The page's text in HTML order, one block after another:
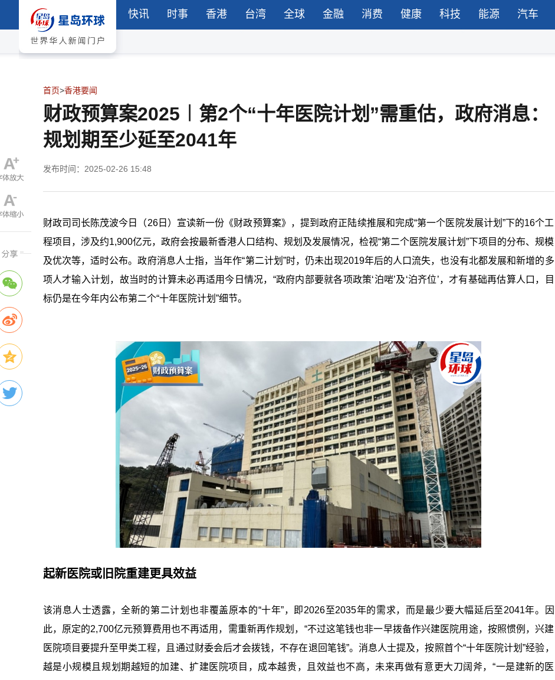
快讯 时事 香港 台湾 全球 金融 消费 健康 科技 能源 汽车
首页>香港要闻
财政预算案2025︱第2个“十年医院计划”需重估，政府消息：
规划期至少延至2041年
发布时间：2025-02-26 15:48
财政司司长陈茂波今日（26日）宣读新一份《财政预算案》，提到政府正陆续推展和完成“第一个医院发展计划”下的16个工
程项目，涉及约1,900亿元，政府会按最新香港人口结构、规划及发展情况，检视“第二个医院发展计划”下项目的分布、规模
及优次等，适时公布。政府消息人士指，当年作“第二计划”时，仍未出现2019年后的人口流失，也没有北都发展和新增的多
项人才输入计划，故当时的计算未必再适用今日情况，“政府内部要就各项政策‘泊啱’及‘泊齐位’，才有基础再估算人口，目
标仍是在今年内公布第二个“十年医院计划”细节。
起新医院或旧院重建更具效益
该消息人士透露，全新的第二计划也非覆盖原本的“十年”，即2026至2035年的需求，而是最少要大幅延后至2041年。因
此，原定的2,700亿元预算费用也不再适用，需重新再作规划，“不过这笔钱也非一早拨备作兴建医院用途，按照惯例，兴建
医院项目要提升至甲类工程，且通过财委会后才会拨钱，不存在退回笔钱”。消息人士提及，按照首个“十年医院计划”经验，
越是小规模且规划期越短的加建、扩建医院项目，成本越贵，且效益也不高，未来再做有意更大刀阔斧，“一是建新的医